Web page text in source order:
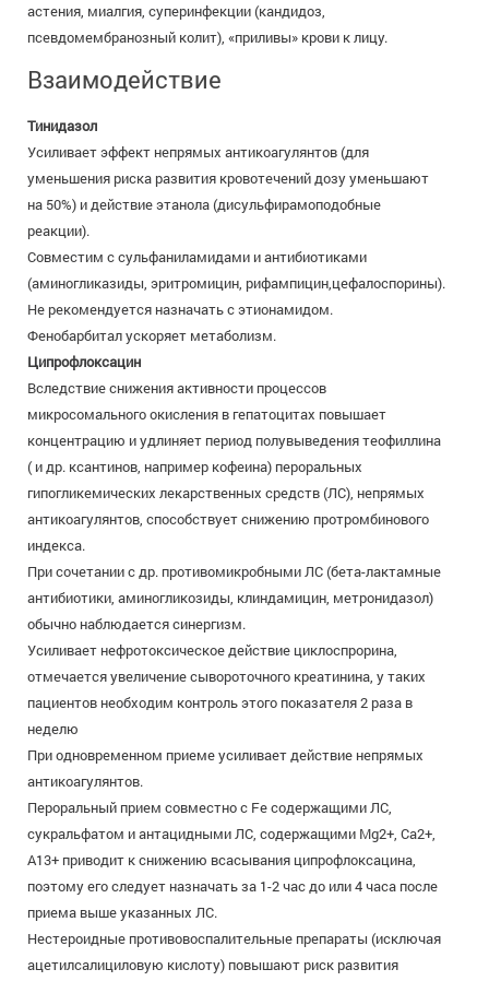
астения, миалгия, суперинфекции (кандидоз,
псевдомембранозный колит), «приливы» крови к лицу.
Взаимодействие
Тинидазол
Усиливает эффект непрямых антикоагулянтов (для
уменьшения риска развития кровотечений дозу уменьшают
на 50%) и действие этанола (дисульфирамоподобные
реакции).
Совместим с сульфаниламидами и антибиотиками
(аминогликазиды, эритромицин, рифампицин,цефалоспорины).
Не рекомендуется назначать с этионамидом.
Фенобарбитал ускоряет метаболизм.
Ципрофлоксацин
Вследствие снижения активности процессов
микросомального окисления в гепатоцитах повышает
концентрацию и удлиняет период полувыведения теофиллина
( и др. ксантинов, например кофеина) пероральных
гипогликемических лекарственных средств (ЛС), непрямых
антикоагулянтов, способствует снижению протромбинового
индекса.
При сочетании с др. противомикробными ЛС (бета-лактамные
антибиотики, аминогликозиды, клиндамицин, метронидазол)
обычно наблюдается синергизм.
Усиливает нефротоксическое действие циклоспрорина,
отмечается увеличение сывороточного креатинина, у таких
пациентов необходим контроль этого показателя 2 раза в
неделю
При одновременном приеме усиливает действие непрямых
антикоагулянтов.
Пероральный прием совместно с Fe содержащими ЛС,
сукральфатом и антацидными ЛС, содержащими Mg2+, Са2+,
А13+ приводит к снижению всасывания ципрофлоксацина,
поэтому его следует назначать за 1-2 час до или 4 часа после
приема выше указанных ЛС.
Нестероидные противовоспалительные препараты (исключая
ацетилсалициловую кислоту) повышают риск развития